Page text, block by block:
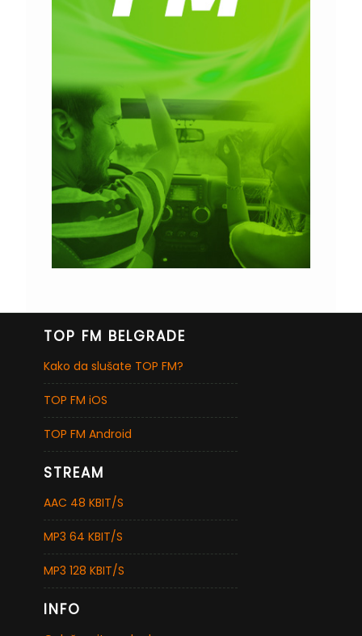
TOP FM BELGRADE
Kako da slušate TOP FM?
TOP FM iOS
TOP FM Android
STREAM
AAC 48 KBIT/S
MP3 64 KBIT/S
MP3 128 KBIT/S
INFO